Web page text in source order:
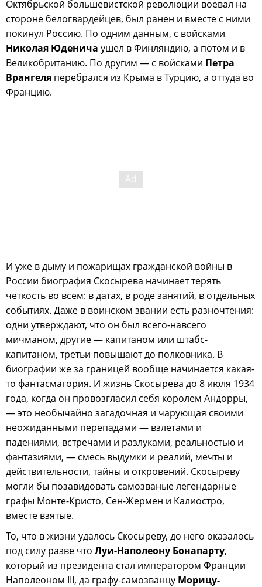
Октябрьской большевистской революции воевал на
стороне белогвардейцев, был ранен и вместе с ними
покинул Россию. По одним данным, с войсками
Николая Юденича ушел в Финляндию, а потом и в
Великобританию. По другим — с войсками Петра
Врангеля перебрался из Крыма в Турцию, а оттуда во
Францию.
И уже в дыму и пожарищах гражданской войны в
России биография Скосырева начинает терять
четкость во всем: в датах, в роде занятий, в отдельных
событиях. Даже в воинском звании есть разночтения:
одни утверждают, что он был всего-навсего
мичманом, другие — капитаном или штабс-
капитаном, третьи повышают до полковника. В
биографии же за границей вообще начинается какая-
то фантасмагория. И жизнь Скосырева до 8 июля 1934
года, когда он провозгласил себя королем Андорры,
— это необычайно загадочная и чарующая своими
неожиданными перепадами — взлетами и
падениями, встречами и разлуками, реальностью и
фантазиями, — смесь выдумки и реалий, мечты и
действительности, тайны и откровений. Скосыреву
могли бы позавидовать самозваные легендарные
графы Монте-Кристо, Сен-Жермен и Калиостро,
вместе взятые.
То, что в жизни удалось Скосыреву, до него оказалось
под силу разве что Луи-Наполеону Бонапарту,
который из президента стал императором Франции
Наполеоном III, да графу-самозванцу Морицу-